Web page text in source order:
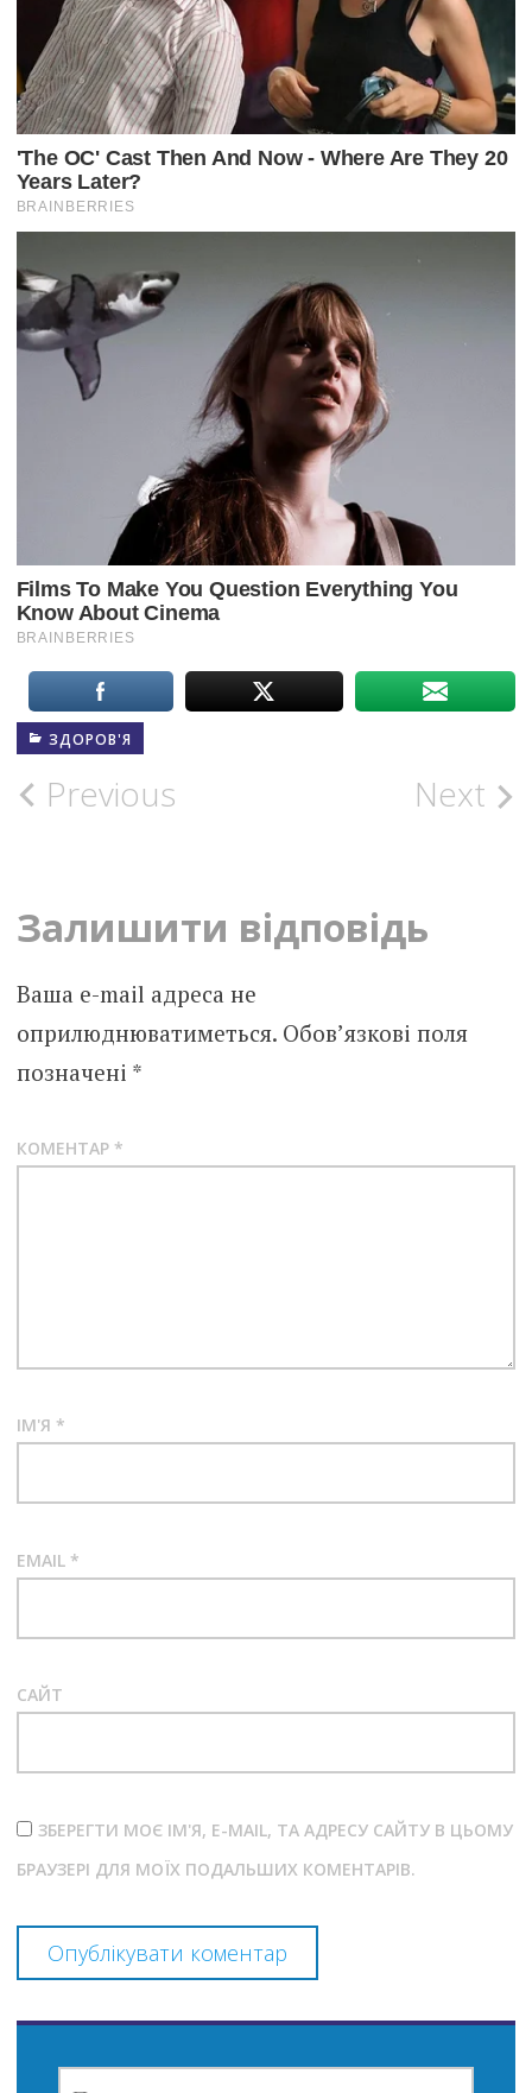
ЗДОРОВ'Я
Post
Previous Next
Залишити відповідь
Ваша e-mail адреса не
оприлюднюватиметься. Обов’язкові поля
позначені *
КОМЕНТАР *
ІМ'Я *
EMAIL *
САЙТ
ЗБЕРЕГТИ МОЄ ІМ'Я, E-MAIL, ТА АДРЕСУ САЙТУ В ЦЬОМУ
БРАУЗЕРІ ДЛЯ МОЇХ ПОДАЛЬШИХ КОМЕНТАРІВ.